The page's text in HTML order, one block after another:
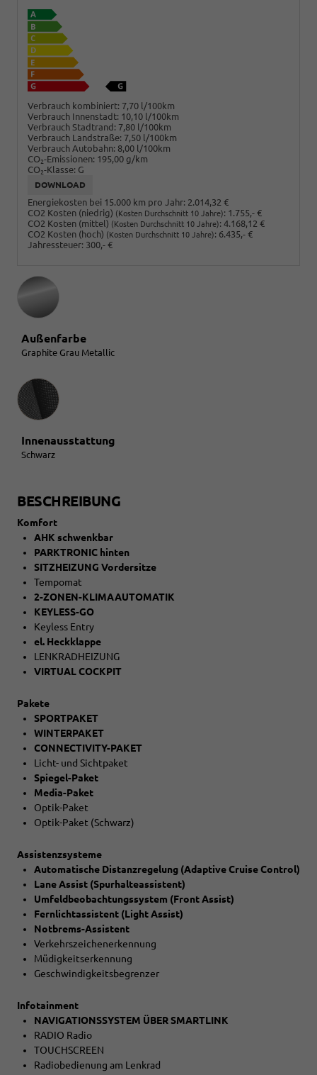
Verbrauch kombiniert: 7,70 l/100km
Verbrauch Innenstadt: 10,10 l/100km
Verbrauch Stadtrand: 7,80 l/100km
Verbrauch Landstraße: 7,50 l/100km
Verbrauch Autobahn: 8,00 l/100km
CO2-Emissionen: 195,00 g/km
CO2-Klasse: G
DOWNLOAD
Energiekosten bei 15.000 km pro Jahr: 2.014,32 €
CO2 Kosten (niedrig) (Kosten Durchschnitt 10 Jahre): 1.755,- €
CO2 Kosten (mittel) (Kosten Durchschnitt 10 Jahre): 4.168,12 €
CO2 Kosten (hoch) (Kosten Durchschnitt 10 Jahre): 6.435,- €
Jahressteuer: 300,- €
Außenfarbe
Graphite Grau Metallic
Innenausstattung
Innenausstattung
Schwarz
BESCHREIBUNG
Komfort
AHK schwenkbar
PARKTRONIC hinten
SITZHEIZUNG Vordersitze
Tempomat
2-ZONEN-KLIMAAUTOMATIK
KEYLESS-GO
Keyless Entry
el. Heckklappe
LENKRADHEIZUNG
VIRTUAL COCKPIT
Pakete
SPORTPAKET
WINTERPAKET
CONNECTIVITY-PAKET
Licht- und Sichtpaket
Spiegel-Paket
Media-Paket
Optik-Paket
Optik-Paket (Schwarz)
Assistenzsysteme
Automatische Distanzregelung (Adaptive Cruise Control)
Lane Assist (Spurhalteassistent)
Umfeldbeobachtungssystem (Front Assist)
Fernlichtassistent (Light Assist)
Notbrems-Assistent
Verkehrszeichenerkennung
Müdigkeitserkennung
Geschwindigkeitsbegrenzer
Infotainment
NAVIGATIONSSYSTEM ÜBER SMARTLINK
RADIO Radio
TOUCHSCREEN
Radiobedienung am Lenkrad